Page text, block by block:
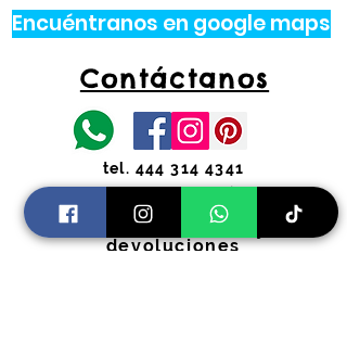
Contáctanos
tel. 444 314 4341
Información
Costos de envíos y
devoluciones
Encuéntranos en google maps